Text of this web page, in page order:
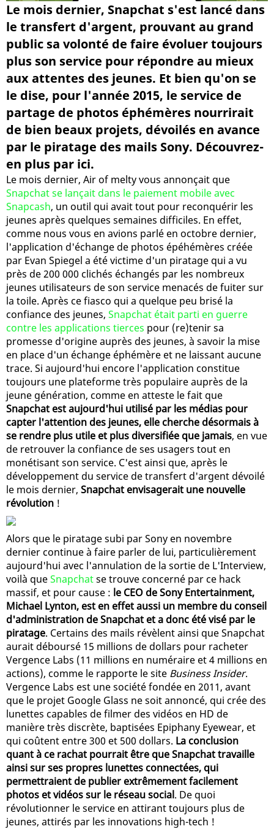
Le mois dernier, Snapchat s'est lancé dans
le transfert d'argent, prouvant au grand
public sa volonté de faire évoluer toujours
plus son service pour répondre au mieux
aux attentes des jeunes. Et bien qu'on se
le dise, pour l'année 2015, le service de
partage de photos éphémères nourrirait
de bien beaux projets, dévoilés en avance
par le piratage des mails Sony. Découvrez-
en plus par ici.
Le mois dernier, Air of melty vous annonçait que
Snapchat se lançait dans le paiement mobile avec
Snapcash, un outil qui avait tout pour reconquérir les
jeunes après quelques semaines difficiles. En effet,
comme nous vous en avions parlé en octobre dernier,
l'application d'échange de photos épéhémères créée
par Evan Spiegel a été victime d'un piratage qui a vu
près de 200 000 clichés échangés par les nombreux
jeunes utilisateurs de son service menacés de fuiter sur
la toile. Après ce fiasco qui a quelque peu brisé la
confiance des jeunes, Snapchat était parti en guerre
contre les applications tierces pour (re)tenir sa
promesse d'origine auprès des jeunes, à savoir la mise
en place d'un échange éphémère et ne laissant aucune
trace. Si aujourd'hui encore l'application constitue
toujours une plateforme très populaire auprès de la
jeune génération, comme en atteste le fait que
Snapchat est aujourd'hui utilisé par les médias pour
capter l'attention des jeunes, elle cherche désormais à
se rendre plus utile et plus diversifiée que jamais, en vue
de retrouver la confiance de ses usagers tout en
monétisant son service. C'est ainsi que, après le
développement du service de transfert d'argent dévoilé
le mois dernier, Snapchat envisagerait une nouvelle
révolution !
Alors que le piratage subi par Sony en novembre
dernier continue à faire parler de lui, particulièrement
aujourd'hui avec l'annulation de la sortie de L'Interview,
voilà queSnapchatse trouve concerné par ce hack
massif, et pour cause : le CEO de Sony Entertainment,
Michael Lynton, est en effet aussi un membre du conseil
d'administration de Snapchat et a donc été visé par le
piratage. Certains des mails révèlent ainsi que Snapchat
aurait déboursé 15 millions de dollars pour racheter
Vergence Labs (11 millions en numéraire et 4 millions en
actions), comme le rapporte le site Business Insider.
Vergence Labs est une société fondée en 2011, avant
que le projet Google Glass ne soit annoncé, qui crée des
lunettes capables de filmer des vidéos en HD de
manière très discrète, baptisées Epiphany Eyewear, et
qui coûtent entre 300 et 500 dollars. La conclusion
quant à ce rachat pourrait être que Snapchat travaille
ainsi sur ses propres lunettes connectées, qui
permettraient de publier extrêmement facilement
photos et vidéos sur le réseau social. De quoi
révolutionner le service en attirant toujours plus de
jeunes, attirés par les innovations high-tech !